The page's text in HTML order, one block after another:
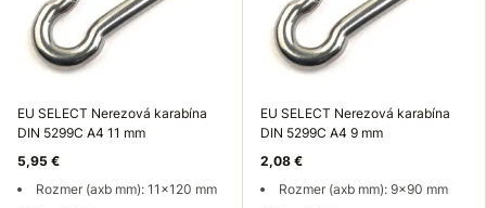
EU SELECT Nerezová karabína
DIN 5299C A4 11 mm
5,95 €
Rozmer (axb mm): 11x120 mm
EU SELECT Nerezová karabína
DIN 5299C A4 9 mm
2,08 €
Rozmer (axb mm): 9x90 mm